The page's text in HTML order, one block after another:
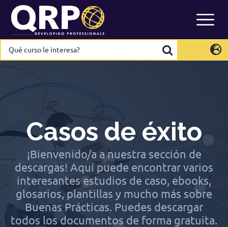
content
International
EN
France
Italy
Luxembourg
EN
FR
Spain
ES
Switzerland
DE EN
FR
Netherlands
NL
Qué
curso
interesa? International
EN
France
Italy
Luxembourg
EN
FR
Spain
ES
Switzerland
DE EN
FR
Netherlands
NL
Qué
curso
interesa?
Casos de éxito
¡Bienvenido/a a nuestra sección de
descargas! Aquí puede encontrar varios
interesantes estudios de caso, ebooks,
glosarios, plantillas y mucho más sobre
Buenas Prácticas. Puedes descargar
todos los documentos de forma gratuita.